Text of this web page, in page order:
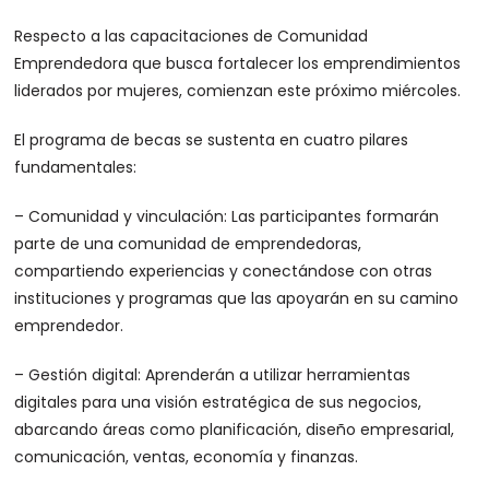
Respecto a las capacitaciones de Comunidad
Emprendedora que busca fortalecer los emprendimientos
liderados por mujeres, comienzan este próximo miércoles.
El programa de becas se sustenta en cuatro pilares
fundamentales:
– Comunidad y vinculación: Las participantes formarán
parte de una comunidad de emprendedoras,
compartiendo experiencias y conectándose con otras
instituciones y programas que las apoyarán en su camino
emprendedor.
– Gestión digital: Aprenderán a utilizar herramientas
digitales para una visión estratégica de sus negocios,
abarcando áreas como planificación, diseño empresarial,
comunicación, ventas, economía y finanzas.